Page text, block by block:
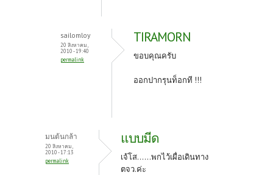
sailomloy
20 สิงหาคม,
2010 - 19:40
permalink
TIRAMORN
ขอบคุณครับ
ออกปากรุนท็อกที !!!
มนต้นกล้า
20 สิงหาคม,
2010 - 17:13
permalink
แบบมีด
เจ้โส......พกไว้เผื่อเดินทาง
ตจว.ค่ะ